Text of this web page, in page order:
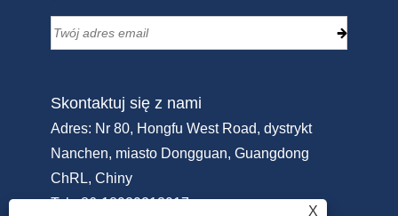
Skontaktuj się z nami
Adres: Nr 80, Hongfu West Road, dystrykt
Nanchen, miasto Dongguan, Guangdong
ChRL, Chiny
Tel:+86-18929213917
X